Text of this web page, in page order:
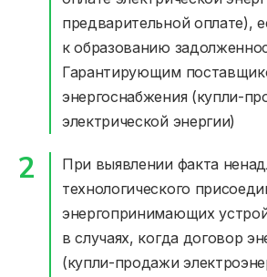
предварительной оплате),
к образованию
Гарантирующим
энергоснабжения (купли-
электрической энергии)
При выявлении факта
технологического
энергопринимающих
в случаях, когда договор
(купли-продажи
Юридическим лицам